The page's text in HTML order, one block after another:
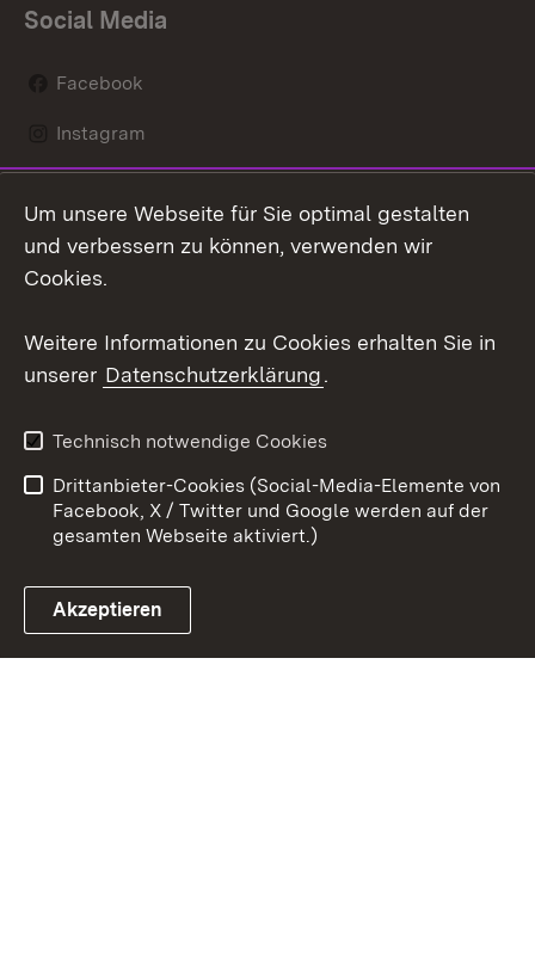
Social Media
Facebook
Instagram
Mastodon
Youtube
Link zum Landesportal
Kontakt
Datenschutz
Barrierefreiheit
Impressum Cookies
Um unsere Webseite für Sie optimal gestalten
und verbessern zu können, verwenden wir
Cookies.
Weitere Informationen zu Cookies erhalten Sie in
unserer Datenschutzerklärung.
Technisch notwendige Cookies
Drittanbieter-Cookies (Social-Media-Elemente von
Facebook, X / Twitter und Google werden auf der
gesamten Webseite aktiviert.)
Akzeptieren